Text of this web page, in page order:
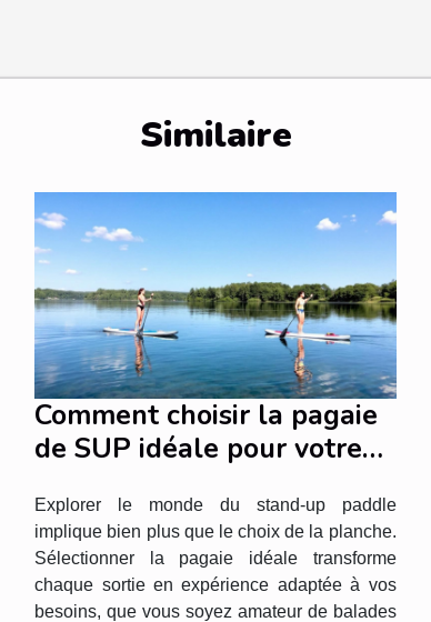
Similaire
Comment choisir la pagaie
de SUP idéale pour votre
Explorer le monde du stand-up paddle
implique bien plus que le choix de la planche.
Sélectionner la pagaie idéale transforme
chaque sortie en expérience adaptée à vos
besoins, que vous soyez amateur de balades